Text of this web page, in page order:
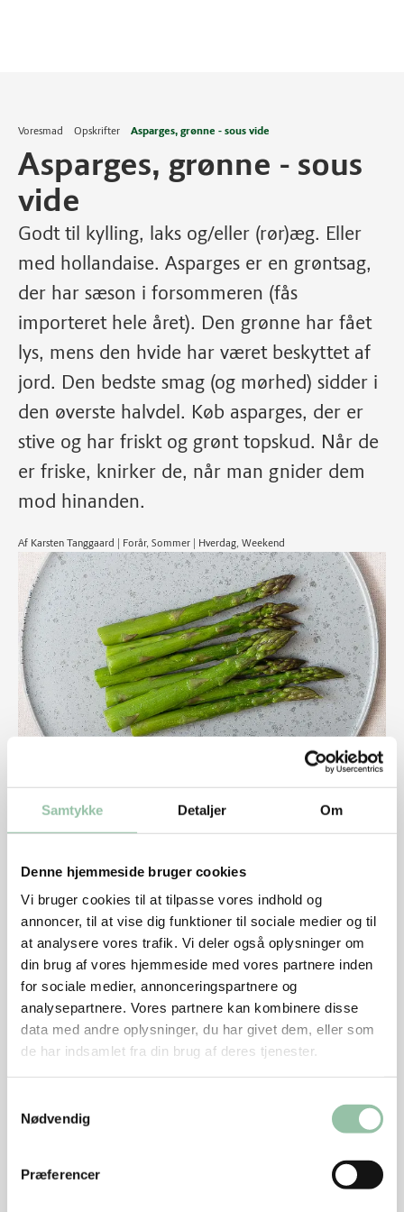
Samtykke Detaljer Om
Denne hjemmeside bruger cookies
Vi bruger cookies til at tilpasse vores indhold og
annoncer, til at vise dig funktioner til sociale medier og til
at analysere vores trafik. Vi deler også oplysninger om
din brug af vores hjemmeside med vores partnere inden
for sociale medier, annonceringspartnere og
analysepartnere. Vores partnere kan kombinere disse
data med andre oplysninger, du har givet dem, eller som
de har indsamlet fra din brug af deres tjenester.
Nødvendig
Præferencer
Voresmad Opskrifter Asparges, grønne - sous vide
Asparges, grønne - sous
vide
Godt til kylling, laks og/eller (rør)æg. Eller
med hollandaise. Asparges er en grøntsag,
der har sæson i forsommeren (fås
importeret hele året). Den grønne har fået
lys, mens den hvide har været beskyttet af
jord. Den bedste smag (og mørhed) sidder i
den øverste halvdel. Køb asparges, der er
stive og har friskt og grønt topskud. Når de
er friske, knirker de, når man gnider dem
mod hinanden.
Af Karsten Tanggaard | Forår, Sommer | Hverdag, Weekend
Ca. 25 minutter, heraf 10 minutter arbejdstid
250 g tykke, grønne asparges
¼ tsk salt
20 g smør
Sådan gør du
Fjern den nederste del, hvor aspargesen er sej og
knække, der hvor den ikke er sej.
lag, og fordel smør og salt over aspargesene i